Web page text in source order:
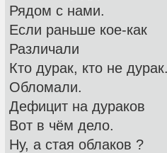
Рядом с нами.
Если раньше кое-как
Различали
Кто дурак, кто не
Обломали.
Дефицит на дураков
Вот в чём дело.
Ну, а стая облаков ?